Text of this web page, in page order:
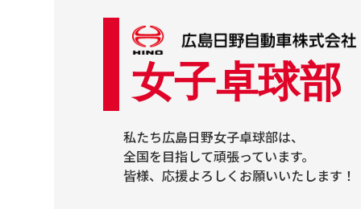
女子卓球部
私たち広島日野女子卓球部は、
全国を目指して頑張っています。
皆様、応援よろしくお願いいたします！